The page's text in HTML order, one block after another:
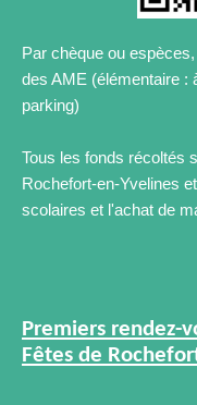
Par chèque ou
des AME (élémentaire :
parking)
Tous les fonds récoltés
Rochefort-en-Yvelines
scolaires et l'achat de
Premiers rendez-
Fêtes de